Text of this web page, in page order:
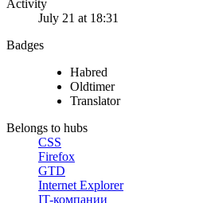
Activity
July 21 at 18:31
Badges
Habred
Oldtimer
Translator
Belongs to hubs
CSS
Firefox
GTD
Internet Explorer
IT-компании